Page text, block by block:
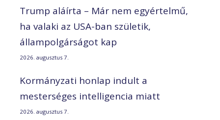
Trump aláírta – Már nem egyértelmű,
ha valaki az USA-ban születik,
állampolgárságot kap
2026. augusztus 7.
Kormányzati honlap indult a
mesterséges intelligencia miatt
2026. augusztus 7.